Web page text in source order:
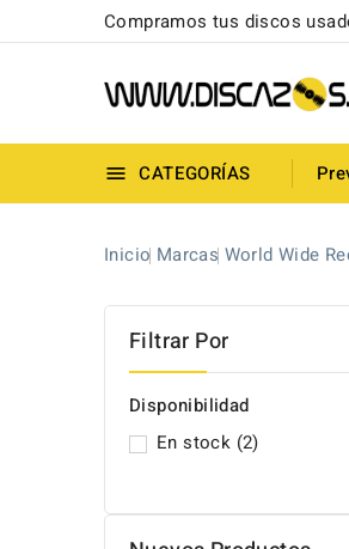
Compramos tus discos
 CATEGORÍAS
Inicio Marcas World Wide
Filtrar Por
Disponibilidad
En stock (2)